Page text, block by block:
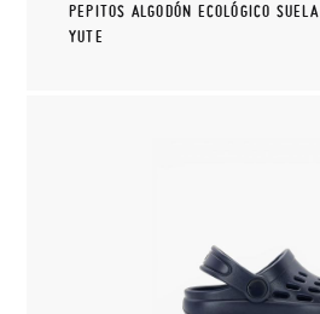
PEPITOS ALGODÓN ECOLÓGICO SUELA
YUTE